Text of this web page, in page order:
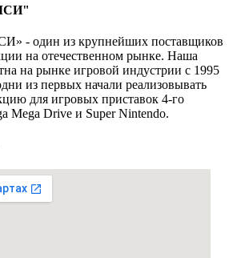
- один из крупнейших поставщиков
на отечественном рынке. Наша
на рынке игровой индустрии с 1995
из первых начали реализовывать
для игровых приставок 4-го
Mega Drive и Super Nintendo.